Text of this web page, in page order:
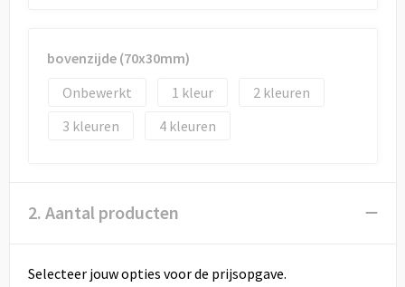
Duffeltassen
bovenzijde (70x30mm)
Onbewerkt
1
2
3
4
2. Aantal producten
Selecteer jouw opties voor de prijsopgave.